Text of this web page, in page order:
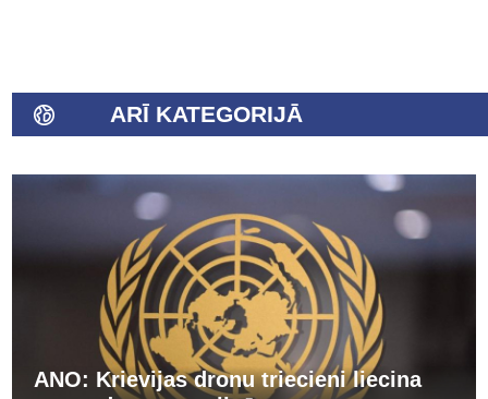
ARĪ KATEGORIJĀ
ANO: Krievijas dronu triecieni liecina